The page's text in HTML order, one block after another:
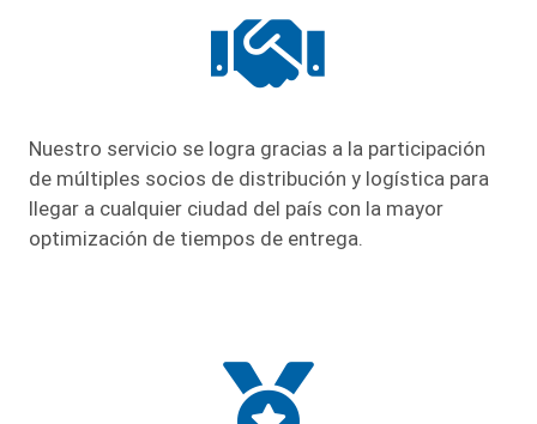
Nuestro servicio se logra gracias a la participación
de múltiples socios de distribución y logística para
llegar a cualquier ciudad del país con la mayor
optimización de tiempos de entrega.